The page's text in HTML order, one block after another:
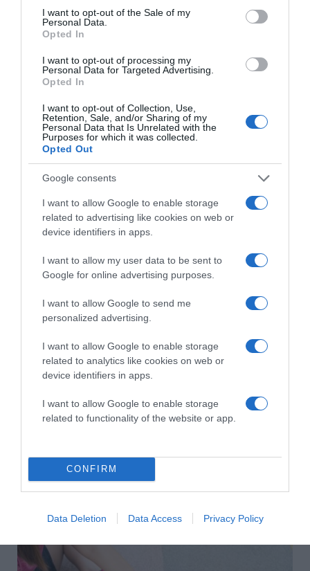
consent section.
I want to opt-out of the Sale of my
Personal Data.
Opted In
I want to opt-out of processing my
Personal Data for Targeted Advertising.
Opted In
I want to opt-out of Collection, Use,
Retention, Sale, and/or Sharing of my
Personal Data that Is Unrelated with the
Purposes for which it was collected.
Opted Out
Google consents
I want to allow Google to enable storage
related to advertising like cookies on web or
device identifiers in apps.
I want to allow my user data to be sent to
Google for online advertising purposes.
I want to allow Google to send me
personalized advertising.
I want to allow Google to enable storage
related to analytics like cookies on web or
device identifiers in apps.
I want to allow Google to enable storage
related to functionality of the website or app.
CONFIRM
Data Deletion Data Access Privacy Policy
HASONLÓ BEJEGYZÉSEK
2026-08-07.
Túlzott félelem a közös jövőtől – hogyan kerüld el egy új
Grillezett halloumis cukkinis tésztasaláta